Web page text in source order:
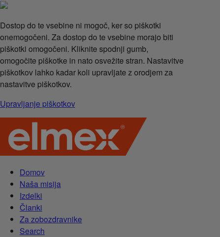
Dostop do te vsebine ni mogoč, ker so piškotki
onemogočeni. Za dostop do te vsebine morajo biti
piškotki omogočeni. Kliknite spodnji gumb,
omogočite piškotke in nato osvežite stran. Nastavitve
piškotkov lahko kadar koli upravljate z orodjem za
nastavitve piškotkov.
Upravljanje piškotkov
Domov
Naša misija
Izdelki
Članki
Za zobozdravnike
Search